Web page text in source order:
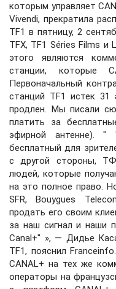
которым управляет
Vivendi, прекратила
TF1 в пятницу, 2
TFX, TF1 Séries Films и
этого являются
станции, которые
Первоначальный
станций TF1 истек
продлен. Мы писали
платить за
эфирной антенне).
бесплатный для
с другой стороны,
людей, которые
на это полное право.
SFR, Bouygues
продать его своим
за наш сигнал и наши
Canal+" », — Дидье
TF1, пояснил
CANAL+ на тех же
операторы на